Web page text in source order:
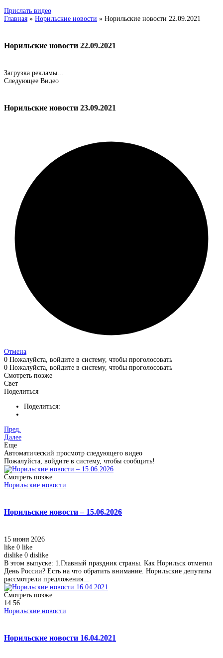
Прислать видео
Главная » Норильские новости » Норильские новости 22.09.2021
Норильские новости 22.09.2021
Загрузка рекламы...
Следующее Видео
Норильские новости 23.09.2021
Отмена
0 Пожалуйста, войдите в систему, чтобы проголосовать
0 Пожалуйста, войдите в систему, чтобы проголосовать
Смотреть позже
Свет
Поделиться
Поделиться:
Пред.
Далее
Еще
Автоматический просмотр следующего видео
Пожалуйста, войдите в систему, чтобы сообщить!
Смотреть позже
Норильские новости
Норильские новости – 15.06.2026
15 июня 2026
like 0 like
dislike 0 dislike
В этом выпуске: 1.Главный праздник страны. Как Норильск отметил
День России? Есть на что обратить внимание. Норильские депутаты
рассмотрели предложения...
Смотреть позже
14:56
Норильские новости
Норильские новости 16.04.2021